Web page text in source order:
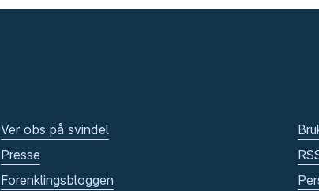
Ver obs på svindel
Presse
Forenklingsbloggen